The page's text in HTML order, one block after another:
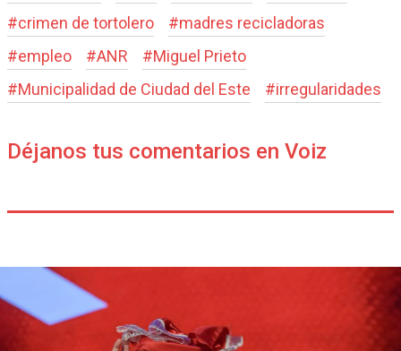
#crimen de tortolero #madres recicladoras
#empleo #ANR #Miguel Prieto
#Municipalidad de Ciudad del Este #irregularidades
Déjanos tus comentarios en Voiz